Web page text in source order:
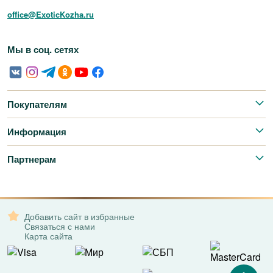
office@ExoticKozha.ru
Мы в соц. сетях
Покупателям
Информация
Партнерам
Добавить сайт в избранные
Связаться с нами
Карта сайта